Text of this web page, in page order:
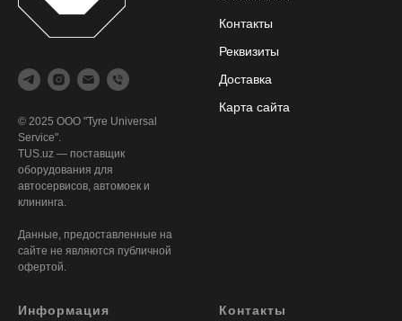
© 2025 ООО "Tyre Universal
Service".
TUS.uz — поставщик
оборудования для
автосервисов, автомоек и
клининга.
Данные, предоставленные на
сайте не являются публичной
офертой.
Контакты
Реквизиты
Доставка
Карта сайта
Информация Контакты